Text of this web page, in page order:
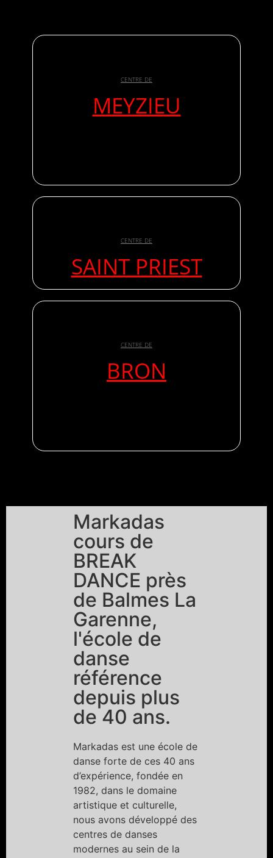
CENTRE DE
MEYZIEU
CENTRE DE
SAINT PRIEST
CENTRE DE
BRON
Markadas
cours de
BREAK
DANCE près
de Balmes La
Garenne,
l'école de
danse
référence
depuis plus
de 40 ans.
Markadas est une école de
danse forte de ces 40 ans
d’expérience, fondée en
1982, dans le domaine
artistique et culturelle,
nous avons développé des
centres de danses
modernes au sein de la